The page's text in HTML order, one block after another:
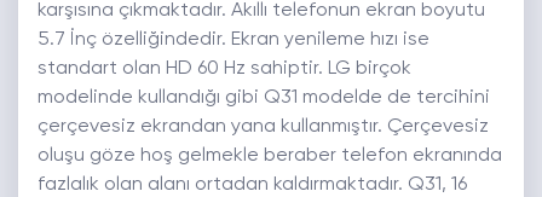
karşısına çıkmaktadır. Akıllı telefonun ekran boyutu
5.7 İnç özelliğindedir. Ekran yenileme hızı ise
standart olan HD 60 Hz sahiptir. LG birçok
modelinde kullandığı gibi Q31 modelde de tercihini
çerçevesiz ekrandan yana kullanmıştır. Çerçevesiz
oluşu göze hoş gelmekle beraber telefon ekranında
fazlalık olan alanı ortadan kaldırmaktadır. Q31, 16